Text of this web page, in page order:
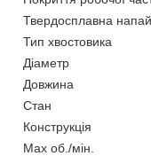
Твердосплавна
Тип хвостовика
Діаметр
Довжина
Стан
Конструкція
Max об./мін.